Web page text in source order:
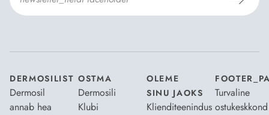
DERMOSILIST
Dermosil
annab hea
OSTMA
Dermosili
Klubi
OLEME
SINU JAOKS
Klienditeenindus
Turvaline
ostukeskkond